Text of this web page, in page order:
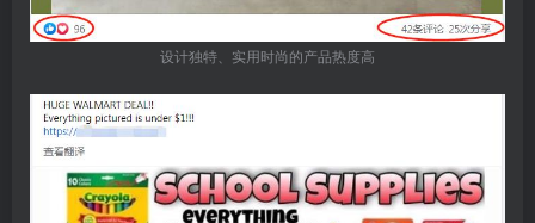
设计独特、实用时尚的产品热度高